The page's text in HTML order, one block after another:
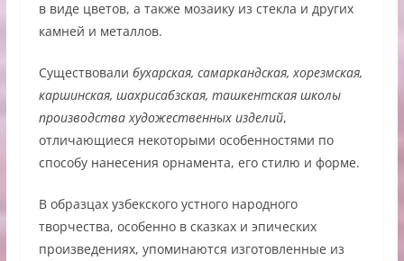
в виде цветов, а также мозаику из стекла и других
камней и металлов.
Существовали бухарская, самаркандская, хорезмская,
каршинская, шахрисабзская, ташкентская школы
производства художественных изделий,
отличающиеся некоторыми особенностями по
способу нанесения орнамента, его стилю и форме.
В образцах узбекского устного народного
творчества, особенно в сказках и эпических
произведениях, упоминаются изготовленные из